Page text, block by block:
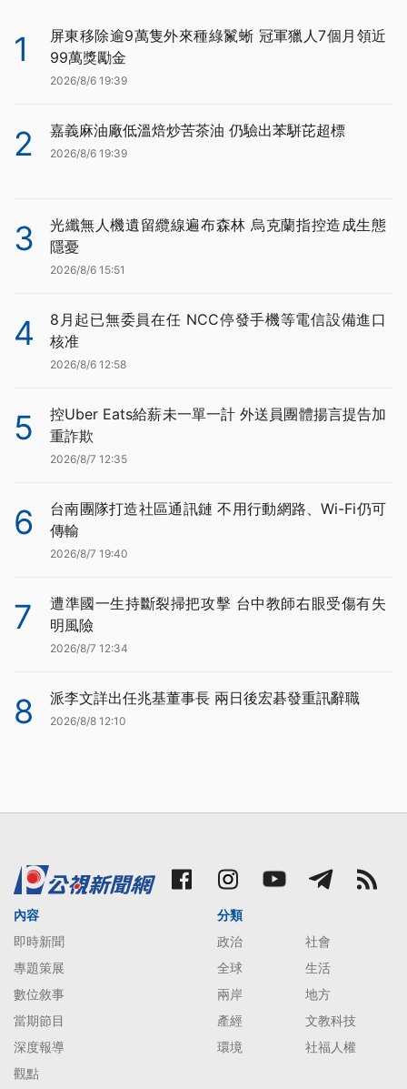
1
屏東移除逾9萬隻外來種綠鬣蜥 冠軍獵人7個月領近
99萬獎勵金
2026/8/6 19:39
2 嘉義麻油廠低溫焙炒苦茶油 仍驗出苯駢芘超標
2026/8/6 19:39
3
光纖無人機遺留纜線遍布森林 烏克蘭指控造成生態
隱憂
2026/8/6 15:51
4
8月起已無委員在任 NCC停發手機等電信設備進口
核准
2026/8/6 12:58
5
控Uber Eats給薪未一單一計 外送員團體揚言提告加
重詐欺
2026/8/7 12:35
6
台南團隊打造社區通訊鏈 不用行動網路、Wi-Fi仍可
傳輸
2026/8/7 19:40
7
遭準國一生持斷裂掃把攻擊 台中教師右眼受傷有失
明風險
2026/8/7 12:34
8 派李文詳出任兆基董事長 兩日後宏碁發重訊辭職
2026/8/8 12:10
內容
即時新聞
專題策展
數位敘事
當期節目
深度報導
觀點
分類
政治
社會
全球
生活
兩岸
地方
產經
文教科技
環境
社福人權